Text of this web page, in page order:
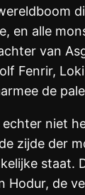
en alle
van
Fenrir,
de
niet
zijde der
staat.
Hodur, de